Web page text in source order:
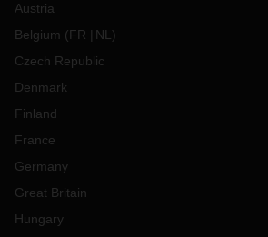
Austria
Belgium (FR NL )
Czech Republic
Denmark
Finland
France
Germany
Great Britain
Hungary